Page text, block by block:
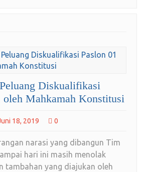
Diskualifikasi
oleh Mahkamah Konstitusi
18, 2019 0
narasi yang dibangun Tim
hari ini masih menolak
tambahan yang diajukan oleh